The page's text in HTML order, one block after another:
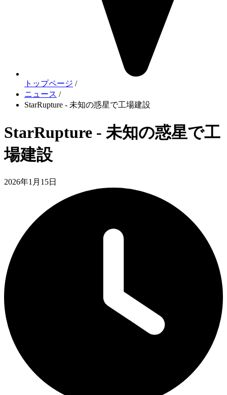
トップページ /
ニュース /
StarRupture - 未知の惑星で工場建設
StarRupture - 未知の惑星で工
場建設
2026年1月15日